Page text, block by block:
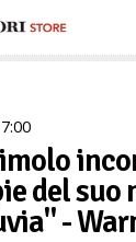
00
del suo
-